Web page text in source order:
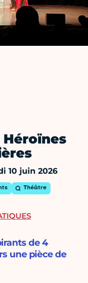
10 juin 2026
Théâtre
de 4
une pièce de